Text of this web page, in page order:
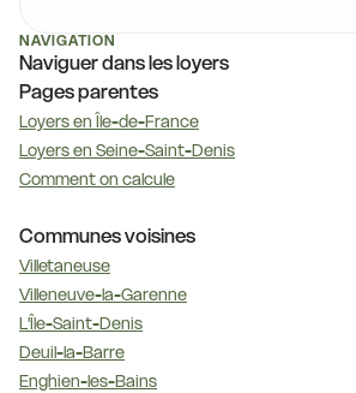
NAVIGATION
Naviguer dans les loyers
Pages parentes
Loyers en Île-de-France
Loyers en Seine-Saint-Denis
Comment on calcule
Communes voisines
Villetaneuse
Villeneuve-la-Garenne
L'Île-Saint-Denis
Deuil-la-Barre
Enghien-les-Bains